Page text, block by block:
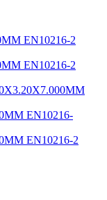
EN10216-2
EN10216-2
EN10216-
EN10216-2